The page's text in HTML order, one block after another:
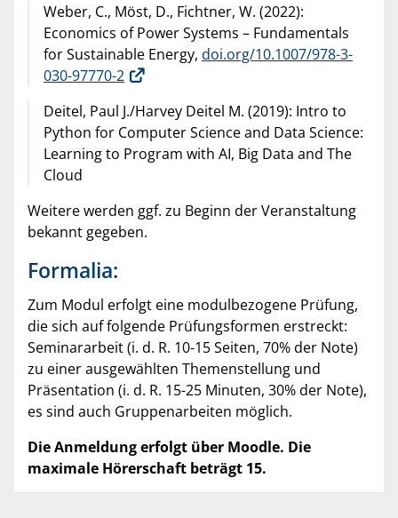
Weber, C., Möst, D., Fichtner, W. (2022):
Economics of Power Systems – Fundamentals
for Sustainable Energy, doi.org/10.1007/978-3-
030-97770-2
Deitel, Paul J./Harvey Deitel M. (2019): Intro to
Python for Computer Science and Data Science:
Learning to Program with AI, Big Data and The
Cloud
Weitere werden ggf. zu Beginn der Veranstaltung
bekannt gegeben.
Formalia:
Zum Modul erfolgt eine modulbezogene Prüfung,
die sich auf folgende Prüfungsformen erstreckt:
Seminararbeit (i. d. R. 10-15 Seiten, 70% der Note)
zu einer ausgewählten Themenstellung und
Präsentation (i. d. R. 15-25 Minuten, 30% der Note),
es sind auch Gruppenarbeiten möglich.
Die Anmeldung erfolgt über Moodle. Die
maximale Hörerschaft beträgt 15.